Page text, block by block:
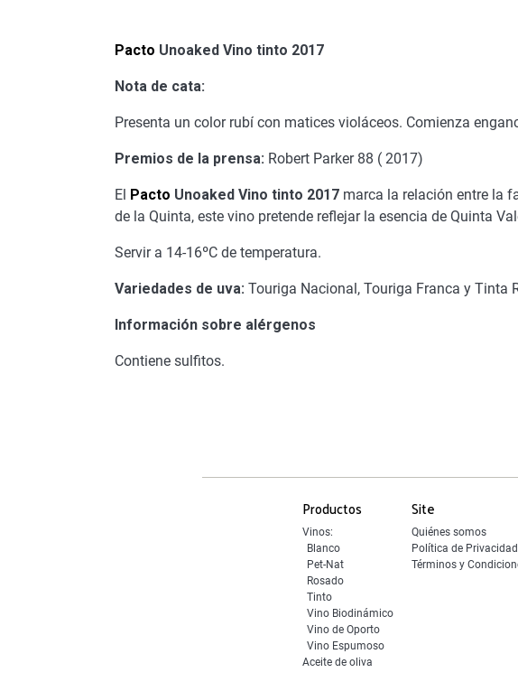
Pacto Unoaked Vino tinto 2017
Nota de cata:
Presenta un color rubí con matices violáceos. Comienza
Premios de la prensa: Robert Parker 88 ( 2017)
El Pacto Unoaked Vino tinto 2017 marca la relación entre la
de la Quinta, este vino pretende reflejar la esencia de Quinta
Servir a 14-16ºC de temperatura.
Variedades de uva: Touriga Nacional, Touriga Franca y Tinta
Información sobre alérgenos
Contiene sulfitos.
Productos
Vinos:
Blanco
Pet-Nat
Rosado
Tinto
Vino Biodinámico
Vino de Oporto
Vino Espumoso
Aceite de oliva
Site
Quiénes somos
Política de Privacidad
Términos y